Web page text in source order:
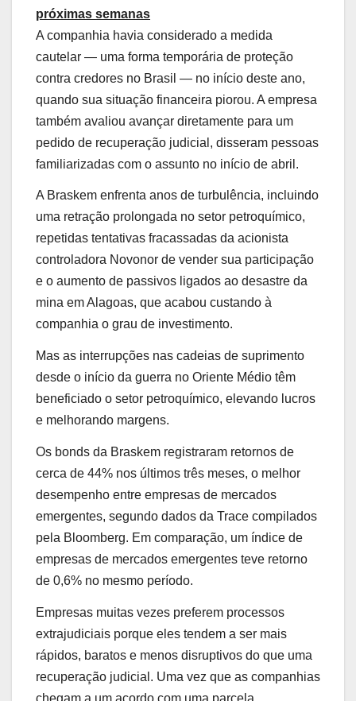
próximas semanas
A companhia havia considerado a medida
cautelar — uma forma temporária de proteção
contra credores no Brasil — no início deste ano,
quando sua situação financeira piorou. A empresa
também avaliou avançar diretamente para um
pedido de recuperação judicial, disseram pessoas
familiarizadas com o assunto no início de abril.
A Braskem enfrenta anos de turbulência, incluindo
uma retração prolongada no setor petroquímico,
repetidas tentativas fracassadas da acionista
controladora Novonor de vender sua participação
e o aumento de passivos ligados ao desastre da
mina em Alagoas, que acabou custando à
companhia o grau de investimento.
Mas as interrupções nas cadeias de suprimento
desde o início da guerra no Oriente Médio têm
beneficiado o setor petroquímico, elevando lucros
e melhorando margens.
Os bonds da Braskem registraram retornos de
cerca de 44% nos últimos três meses, o melhor
desempenho entre empresas de mercados
emergentes, segundo dados da Trace compilados
pela Bloomberg. Em comparação, um índice de
empresas de mercados emergentes teve retorno
de 0,6% no mesmo período.
Empresas muitas vezes preferem processos
extrajudiciais porque eles tendem a ser mais
rápidos, baratos e menos disruptivos do que uma
recuperação judicial. Uma vez que as companhias
chegam a um acordo com uma parcela